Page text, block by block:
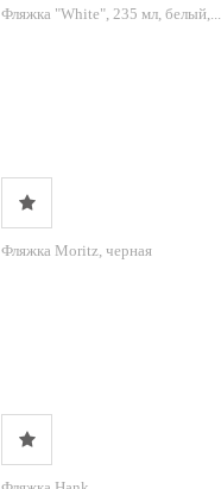
Фляжка "White", 235 мл, белый,...
Фляжка Moritz, черная